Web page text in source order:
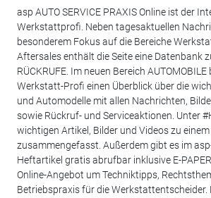
asp AUTO SERVICE PRAXIS Online ist der
Werkstattprofi. Neben tagesaktuellen
besonderem Fokus auf die Bereiche
Aftersales enthält die Seite eine Datenbank
RÜCKRUFE. Im neuen Bereich
Werkstatt-Profi einen Überblick über die
und Automodelle mit allen Nachrichten,
sowie Rückruf- und Serviceaktionen. Unter
wichtigen Artikel, Bilder und Videos zu einem
zusammengefasst. Außerdem gibt es im
Heftartikel gratis abrufbar inklusive E-
Online-Angebot um Techniktipps,
Betriebspraxis für die Werkstattentscheider.